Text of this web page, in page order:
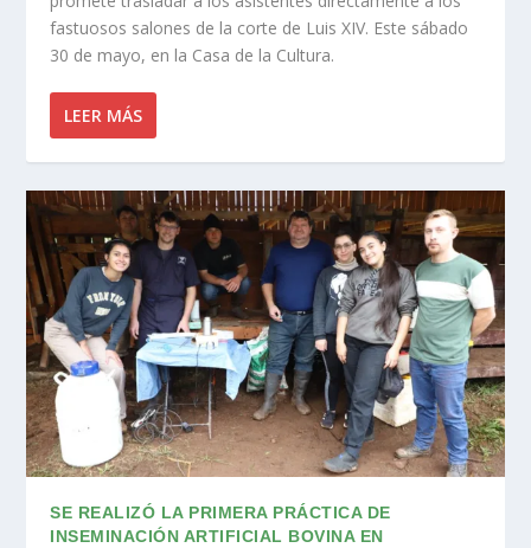
fastuosos salones de la corte de Luis XIV. Este sábado
30 de mayo, en la Casa de la Cultura.
LEER MÁS
SE REALIZÓ LA PRIMERA PRÁCTICA DE
INSEMINACIÓN ARTIFICIAL BOVINA EN